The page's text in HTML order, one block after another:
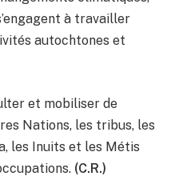
à travailler
autochtones et
et mobiliser de
Nations, les tribus, les
les Inuits et les Métis
(C.R.)